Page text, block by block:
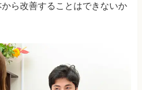
ら改善することはできないか